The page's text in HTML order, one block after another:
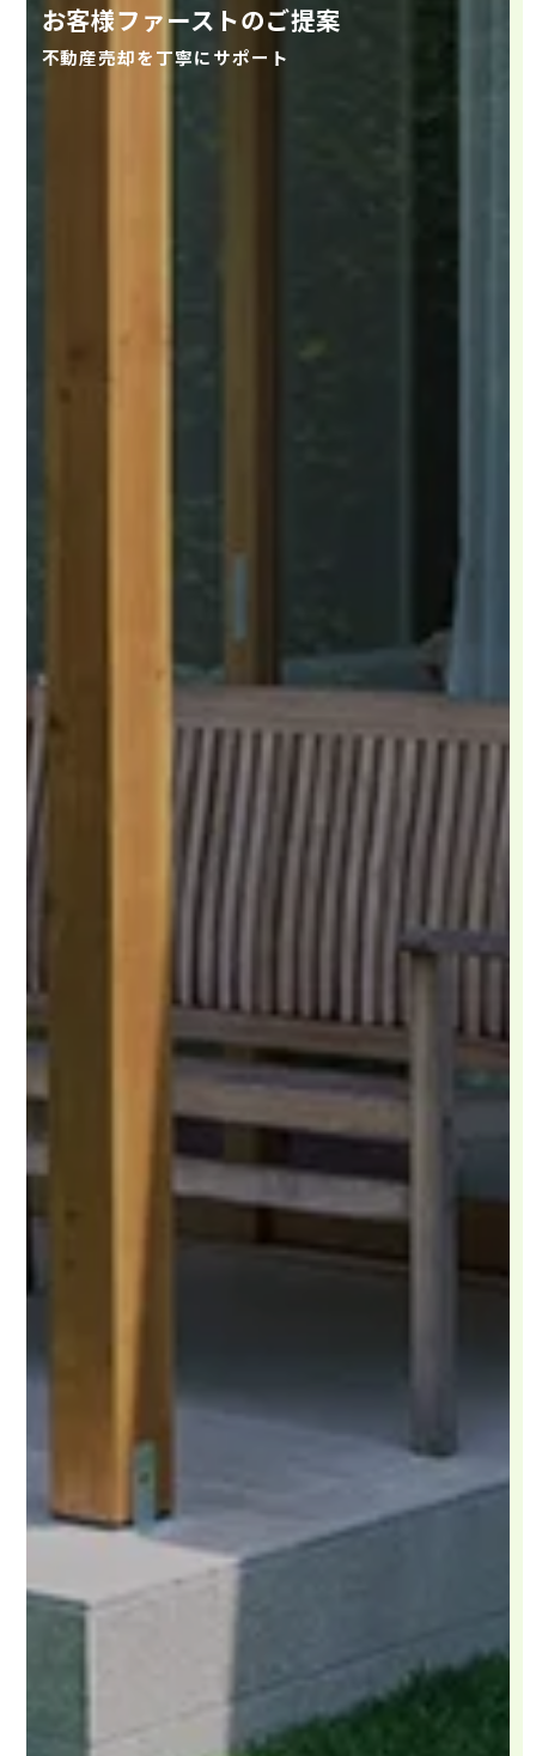
お客様ファーストのご提案
不動産売却を丁寧にサポート